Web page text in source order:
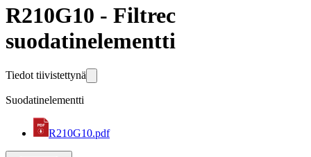
R210G10 - Filtrec
suodatinelementti
Tiedot tiivistettynä
Suodatinelementti
R210G10.pdf